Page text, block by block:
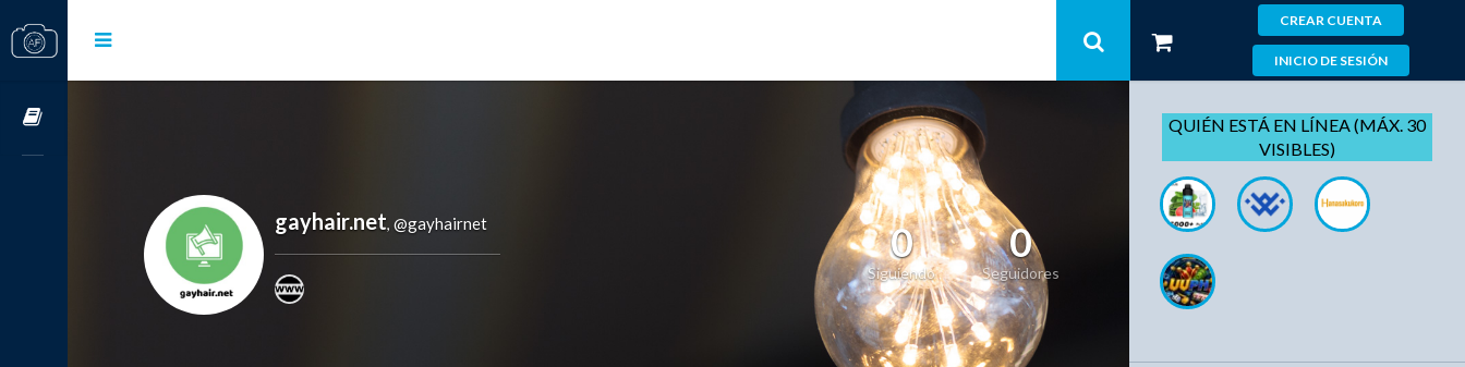
CREAR CUENTA
INICIO DE SESIÓN
gayhair.net, @gayhairnet 0
Siguiendo
0
Seguidores
QUIÉN ESTÁ EN LÍNEA (MÁX. 30
VISIBLES)